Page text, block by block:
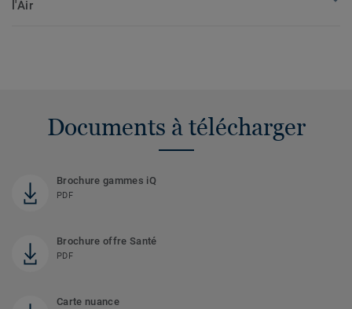
l'Air
Documents à télécharger
Brochure gammes iQ
PDF
Brochure offre Santé
PDF
Carte nuance